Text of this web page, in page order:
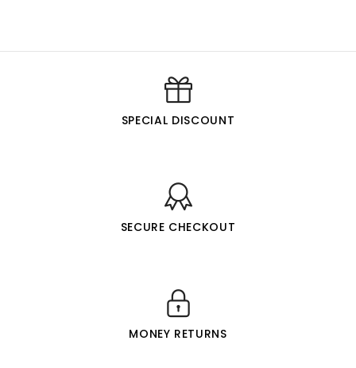
SPECIAL DISCOUNT
SECURE CHECKOUT
MONEY RETURNS